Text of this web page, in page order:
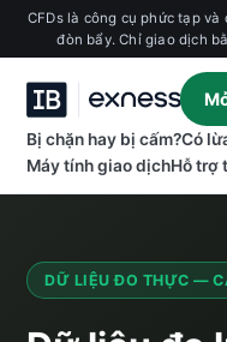
CFDs là công cụ phức tạp
đòn bẩy. Chỉ giao dịch
Bị chặn hay bị cấm?Có
Máy tính giao dịchHỗ trợ
DỮ LIỆU ĐO THỰC —